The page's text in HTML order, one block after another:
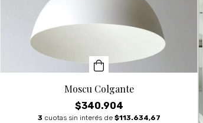
Moscu Colgante
$340.904
3 cuotas sin interés de $113.634,67